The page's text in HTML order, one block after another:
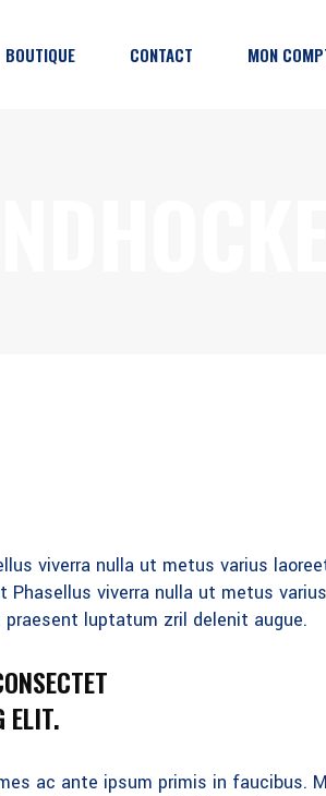
BOUTIQUE CONTACT MON
viverra nulla ut metus varius
Phasellus viverra nulla ut metus
luptatum zril delenit augue.
ELIT.
ac ante ipsum primis in faucibus.